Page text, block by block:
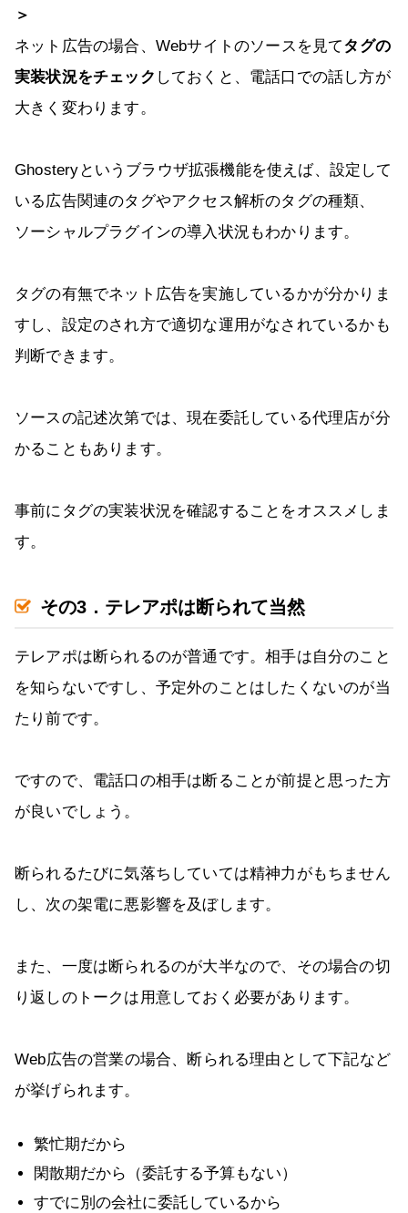
＞
ネット広告の場合、Webサイトのソースを見てタグの
実装状況をチェック しておくと、電話口での話し方が
大きく変わります。
Ghosteryというブラウザ拡張機能を使えば、設定して
いる広告関連のタグやアクセス解析のタグの種類、
ソーシャルプラグインの導入状況もわかります。
タグの有無でネット広告を実施しているかが分かりま
すし、設定のされ方で適切な運用がなされているかも
判断できます。
ソースの記述次第では、現在委託している代理店が分
かることもあります。
事前にタグの実装状況を確認することをオススメしま
す。
その3．テレアポは断られて当然
テレアポは断られるのが普通です。相手は自分のこと
を知らないですし、予定外のことはしたくないのが当
たり前です。
ですので、電話口の相手は断ることが前提と思った方
が良いでしょう。
断られるたびに気落ちしていては精神力がもちません
し、次の架電に悪影響を及ぼします。
また、一度は断られるのが大半なので、その場合の切
り返しのトークは用意しておく必要があります。
Web広告の営業の場合、断られる理由として下記など
が挙げられます。
繁忙期だから
閑散期だから（委託する予算もない）
すでに別の会社に委託しているから